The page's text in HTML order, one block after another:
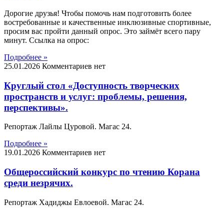
Дорогие друзья! Чтобы помочь нам подготовить более
востребованные и качественные инклюзивные спортивные,
просим вас пройти данный опрос. Это займёт всего пару
минут. Ссылка на опрос:
Подробнее »
25.01.2026 Комментариев нет
Круглый стол «Доступность творческих
пространств и услуг: проблемы, решения,
перспективы».
Репортаж Лайлы Цуровой. Магас 24.
Подробнее »
19.01.2026 Комментариев нет
Общероссийский конкурс по чтению Корана
среди незрячих.
Репортаж Хадиджы Евлоевой. Магас 24.